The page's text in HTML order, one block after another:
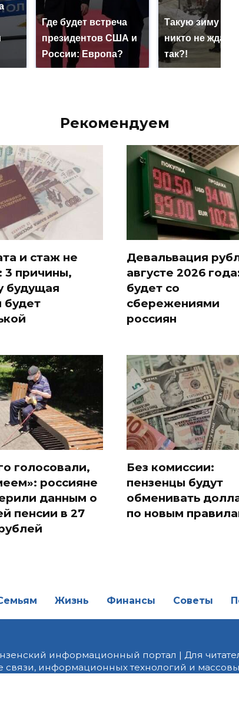
Где будет встреча
президентов США и
России: Европа?
Такую зиму в
никто не ждал:
так?!
Рекомендуем
и стаж не
3 причины,
будущая
будет
Девальвация
августе 2026
будет со
сбережениями
россиян
голосовали,
россияне
данным о
пенсии в 27
Без комиссии:
пензенцы будут
обменивать
по новым
Жизнь Финансы Советы
информационный портал | Для
информационных технологий и